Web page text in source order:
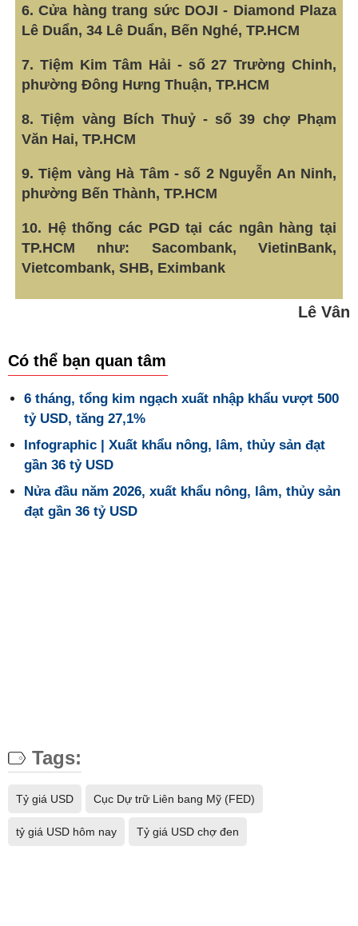
6. Cửa hàng trang sức DOJI - Diamond Plaza
Lê Duẩn, 34 Lê Duẩn, Bến Nghé, TP.HCM
7. Tiệm Kim Tâm Hải - số 27 Trường Chinh,
phường Đông Hưng Thuận, TP.HCM
8. Tiệm vàng Bích Thuỷ - số 39 chợ Phạm
Văn Hai, TP.HCM
9. Tiệm vàng Hà Tâm - số 2 Nguyễn An Ninh,
phường Bến Thành, TP.HCM
10. Hệ thống các PGD tại các ngân hàng tại
TP.HCM như: Sacombank, VietinBank,
Vietcombank, SHB, Eximbank
Lê Vân
Có thể bạn quan tâm
6 tháng, tổng kim ngạch xuất nhập khẩu vượt 500
tỷ USD, tăng 27,1%
Infographic | Xuất khẩu nông, lâm, thủy sản đạt
gần 36 tỷ USD
Nửa đầu năm 2026, xuất khẩu nông, lâm, thủy sản
đạt gần 36 tỷ USD
Tags:
Tỷ giá USD Cục Dự trữ Liên bang Mỹ (FED)
tỷ giá USD hôm nay Tỷ giá USD chợ đen